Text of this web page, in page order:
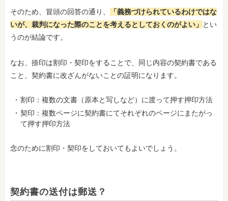
そのため、冒頭の回答の通り、
「義務づけられているわけではな
いが、裁判になった際のことを考えるとしておくのがよい」 とい
うのが結論です。
なお、捺印は割印・契印をすることで、同じ内容の契約書である
こと、契約書に改ざんがないことの証明になります。
割印：複数の文書（原本と写しなど）に渡って押す押印方法
契印：複数ページに契約書にてそれぞれのページにまたがっ
て押す押印方法
念のために割印・契印をしておいてもよいでしょう。
契約書の送付は郵送？